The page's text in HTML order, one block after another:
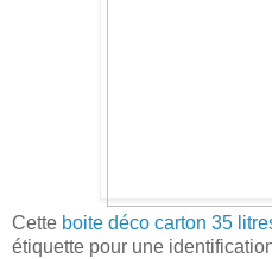
Cette boite déco carton 35
étiquette pour une